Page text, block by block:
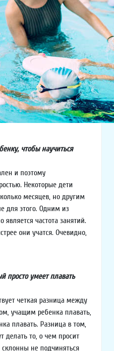
чтобы научиться
и поэтому
Некоторые дети
месяцев, но другим
для этого. Одним из
частота занятий.
они учатся. Очевидно,
просто умеет плавать
четкая разница между
учащим ребенка плавать,
плавать. Разница в том,
делать то, о чем просит
не подчиняться